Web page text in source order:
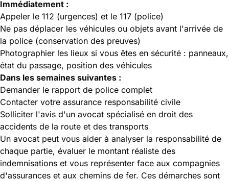
Immédiatement :
Appeler le 112 (urgences) et le 117 (police)
Ne pas déplacer les véhicules ou objets avant l'arrivée de
la police (conservation des preuves)
Photographier les lieux si vous êtes en sécurité : panneaux,
état du passage, position des véhicules
Dans les semaines suivantes :
Demander le rapport de police complet
Contacter votre assurance responsabilité civile
Solliciter l'avis d'un avocat spécialisé en droit des
accidents de la route et des transports
Un avocat peut vous aider à analyser la responsabilité de
chaque partie, évaluer le montant réaliste des
indemnisations et vous représenter face aux compagnies
d'assurances et aux chemins de fer. Ces démarches sont